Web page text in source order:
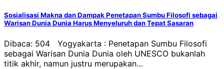
Sosialisasi Makna dan Dampak Penetapan Sumbu Filosofi sebagai
Warisan Dunia Dunia Harus Menyeluruh dan Tepat Sasaran
Dibaca: 504 Yogyakarta : Penetapan Sumbu Filosofi
sebagai Warisan Dunia Dunia oleh UNESCO bukanlah
titik akhir, namun justru merupakan…